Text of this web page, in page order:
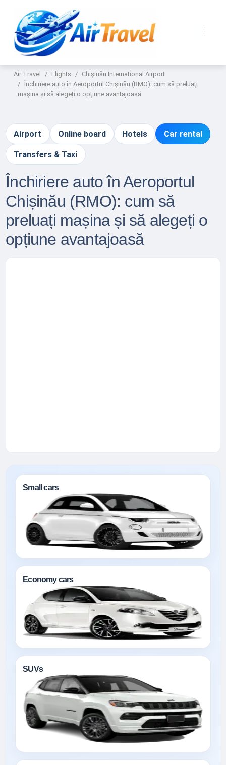
Air Travel Flights
Chișinău International Airport
Închiriere auto în Aeroportul Chișinău (RMO): cum să preluați
mașina și să alegeți o opțiune avantajoasă
Airport Online board Hotels Car rental
Transfers & Taxi
Închiriere auto în Aeroportul
Chișinău (RMO): cum să
preluați mașina și să alegeți o
opțiune avantajoasă
Small cars
Economy cars
SUVs